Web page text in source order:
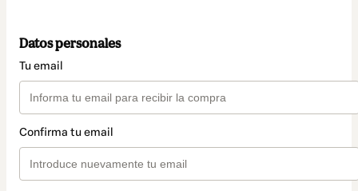
Datos personales
Tu email
Confirma tu email